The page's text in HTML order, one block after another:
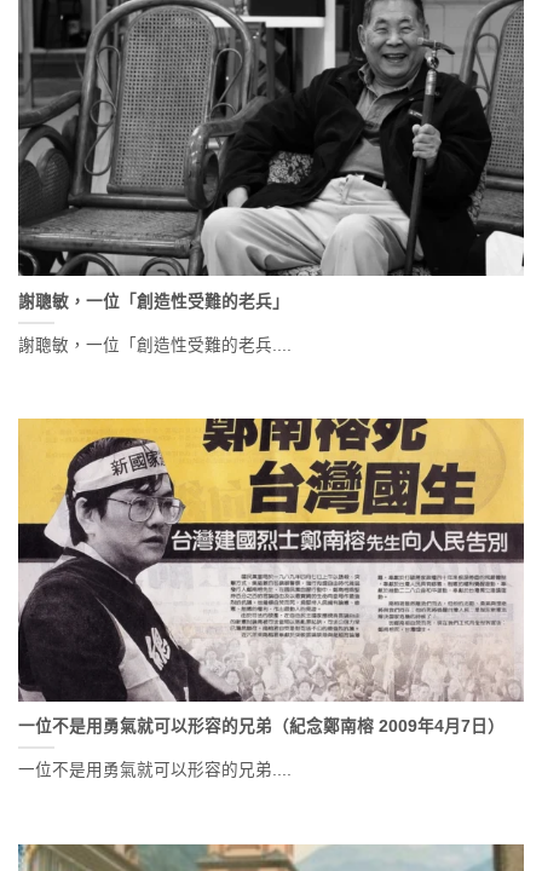
謝聰敏，一位「創造性受難的老兵」
謝聰敏，一位「創造性受難的老兵....
一位不是用勇氣就可以形容的兄弟（紀念鄭南榕 2009年4月7日）
一位不是用勇氣就可以形容的兄弟....